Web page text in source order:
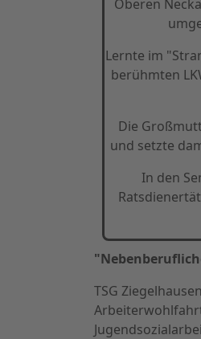
Oberen
Lernte im
berühmten
Die
und setzte
In den
TSG